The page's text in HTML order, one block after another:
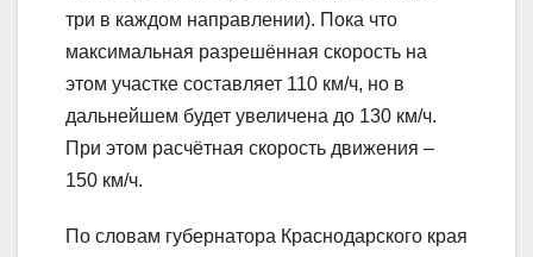
три в каждом направлении). Пока что
максимальная разрешённая скорость на
этом участке составляет 110 км/ч, но в
дальнейшем будет увеличена до 130 км/ч.
При этом расчётная скорость движения –
150 км/ч.
По словам губернатора Краснодарского края